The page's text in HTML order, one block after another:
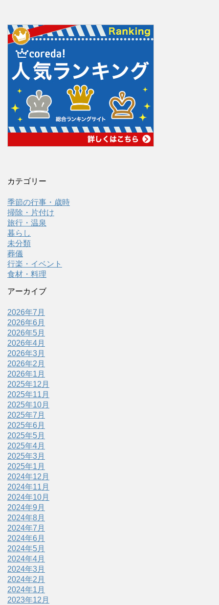
カテゴリー
季節の行事・歳時
掃除・片付け
旅行・温泉
暮らし
未分類
葬儀
行楽・イベント
食材・料理
アーカイブ
2026年7月
2026年6月
2026年5月
2026年4月
2026年3月
2026年2月
2026年1月
2025年12月
2025年11月
2025年10月
2025年7月
2025年6月
2025年5月
2025年4月
2025年3月
2025年1月
2024年12月
2024年11月
2024年10月
2024年9月
2024年8月
2024年7月
2024年6月
2024年5月
2024年4月
2024年3月
2024年2月
2024年1月
2023年12月